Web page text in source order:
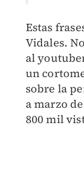
Estas
Vidales.
al
un
sobre la
a marzo
800 mil